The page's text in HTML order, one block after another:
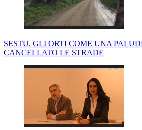
SESTU, GLI ORTI COME UNA
CANCELLATO LE STRADE